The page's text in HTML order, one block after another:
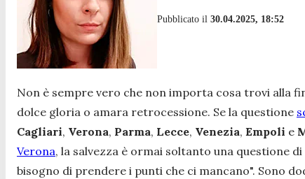
Pubblicato il 30.04.2025, 18:52
Non è sempre vero che non importa cosa trovi alla
dolce gloria o amara retrocessione. Se la questione
Cagliari, Verona, Parma, Lecce, Venezia, Empoli e
Verona, la salvezza è ormai soltanto una questione
bisogno di prendere i punti che ci mancano". Sono